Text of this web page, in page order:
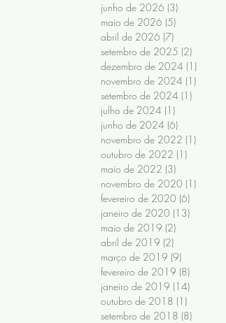
junho de 2026 (3)
maio de 2026 (5)
abril de 2026 (7)
setembro de 2025 (2)
dezembro de 2024 (1)
novembro de 2024 (1)
setembro de 2024 (1)
julho de 2024 (1)
junho de 2024 (6)
novembro de 2022 (1)
outubro de 2022 (1)
maio de 2022 (3)
novembro de 2020 (1)
fevereiro de 2020 (6)
janeiro de 2020 (13)
maio de 2019 (2)
abril de 2019 (2)
março de 2019 (9)
fevereiro de 2019 (8)
janeiro de 2019 (14)
outubro de 2018 (1)
setembro de 2018 (8)